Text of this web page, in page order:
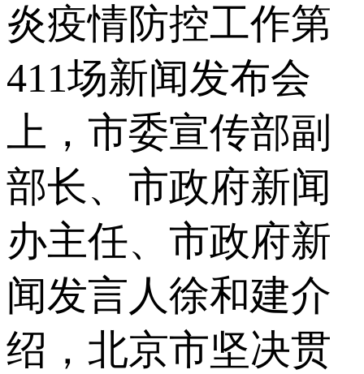
炎疫情防控工作第
411场新闻发布会
上，市委宣传部副
部长、市政府新闻
办主任、市政府新
闻发言人徐和建介
绍，北京市坚决贯